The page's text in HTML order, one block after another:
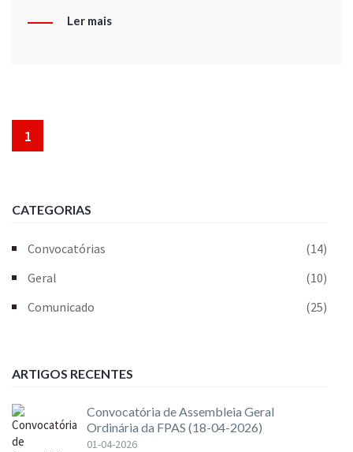
Ler mais
1
CATEGORIAS
Convocatórias
(14)
Geral
(10)
Comunicado
(25)
ARTIGOS RECENTES
Convocatória de Assembleia Geral
Ordinária da FPAS (18-04-2026)
01-04-2026